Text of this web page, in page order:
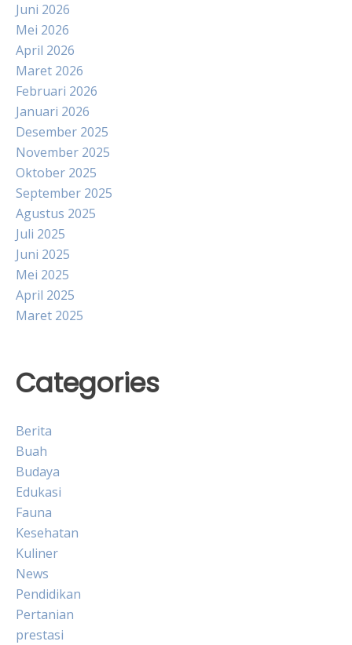
Juni 2026
Mei 2026
April 2026
Maret 2026
Februari 2026
Januari 2026
Desember 2025
November 2025
Oktober 2025
September 2025
Agustus 2025
Juli 2025
Juni 2025
Mei 2025
April 2025
Maret 2025
Categories
Berita
Buah
Budaya
Edukasi
Fauna
Kesehatan
Kuliner
News
Pendidikan
Pertanian
prestasi